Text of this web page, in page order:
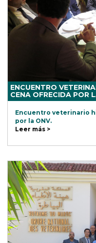
ENCUENTRO
CENA OFRECIDA POR
Encuentro veterinario
por la ONV.
Leer más >